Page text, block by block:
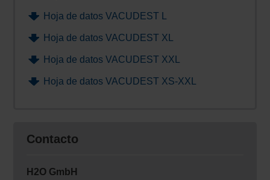
Hoja de datos VACUDEST L
Hoja de datos VACUDEST XL
Hoja de datos VACUDEST XXL
Hoja de datos VACUDEST XS-XXL
Contacto
H2O GmbH